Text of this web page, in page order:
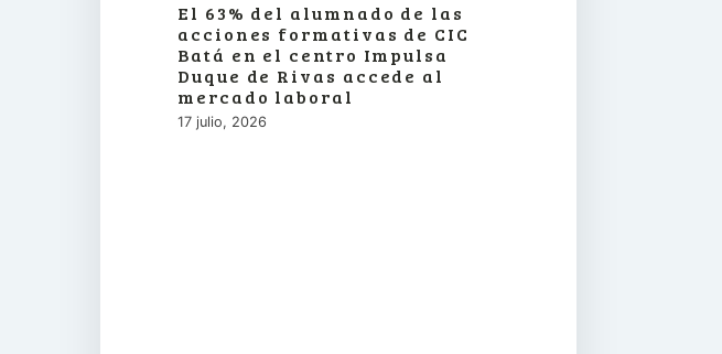
El 63% del alumnado de las
acciones formativas de CIC
Batá en el centro Impulsa
Duque de Rivas accede al
mercado laboral
17 julio, 2026